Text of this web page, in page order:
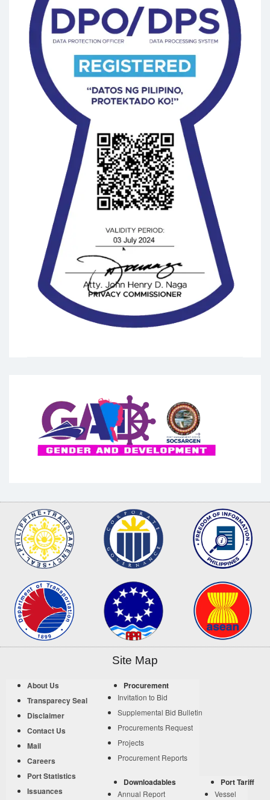
Site Map
About Us
Transparecy Seal
Disclaimer
Contact Us
Mail
Careers
Port Statistics
Issuances
Procurement
Invitation to Bid
Supplemental Bid Bulletin
Procurements Request
Projects
Procurement Reports
Downloadables
Annual Report
Port Tariff
Vessel